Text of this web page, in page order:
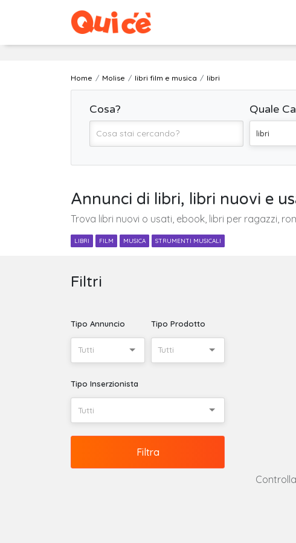
Home Molise libri film e musica libri
Cosa? Quale
libri
Annunci di libri, libri nuovi e
Trova libri nuovi o usati, ebook, libri per ragazzi,
LIBRI FILM MUSICA STRUMENTI MUSICALI
Filtri
Tipo Annuncio
Tutti
Tipo Prodotto
Tutti
Tipo Inserzionista
Tutti
Filtra